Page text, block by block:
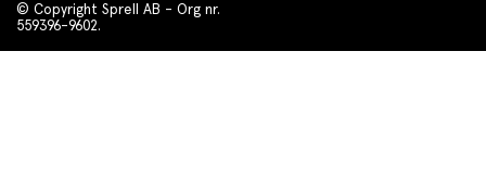
© Copyright Sprell AB - Org nr.
559396-9602.